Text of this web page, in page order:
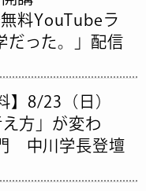
料YouTubeラ
だった。」配信
】8/23（日）
方」が変わ
中川学長登壇